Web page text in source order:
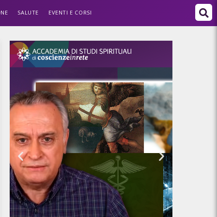
SALUTE EVENTI E CORSI